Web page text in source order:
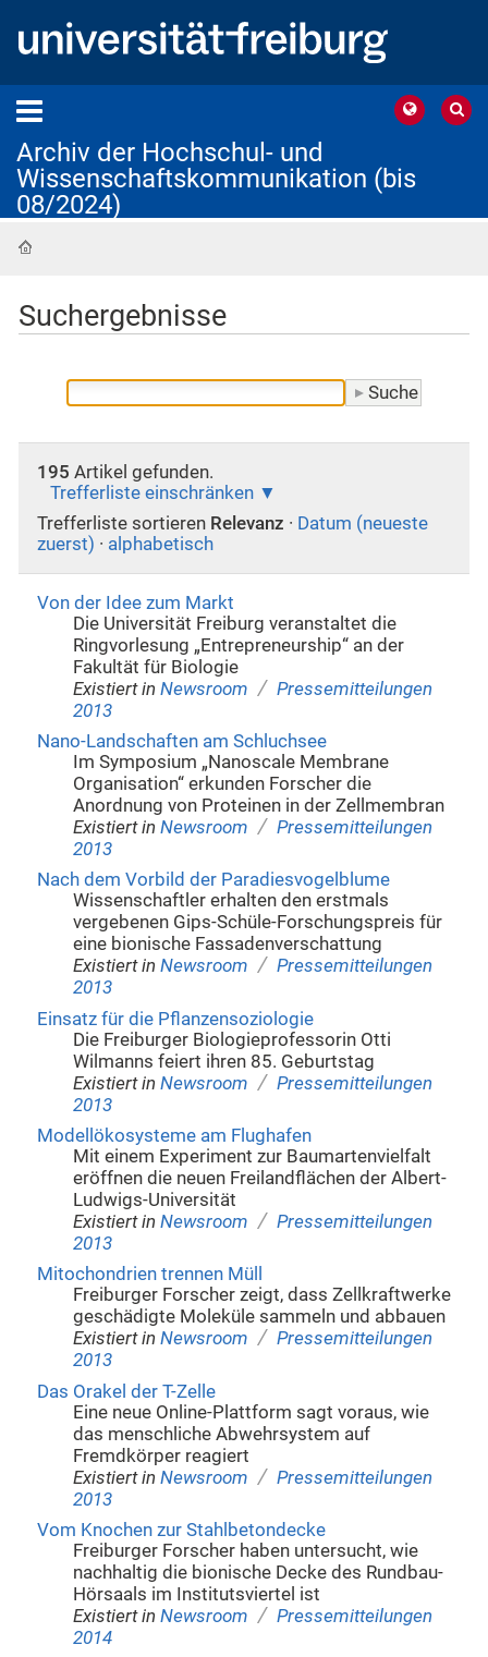
Archiv der Hochschul- und
Wissenschaftskommunikation (bis
08/2024)
Suchergebnisse
195 Artikel gefunden.
Trefferliste einschränken
Trefferliste sortieren Relevanz · Datum (neueste
zuerst) · alphabetisch
Von der Idee zum Markt
Die Universität Freiburg veranstaltet die
Ringvorlesung „Entrepreneurship“ an der
Fakultät für Biologie
Existiert in Newsroom / Pressemitteilungen
2013
Nano-Landschaften am Schluchsee
Im Symposium „Nanoscale Membrane
Organisation“ erkunden Forscher die
Anordnung von Proteinen in der Zellmembran
Existiert in Newsroom / Pressemitteilungen
2013
Nach dem Vorbild der Paradiesvogelblume
Wissenschaftler erhalten den erstmals
vergebenen Gips-Schüle-Forschungspreis für
eine bionische Fassadenverschattung
Existiert in Newsroom / Pressemitteilungen
2013
Einsatz für die Pflanzensoziologie
Die Freiburger Biologieprofessorin Otti
Wilmanns feiert ihren 85. Geburtstag
Existiert in Newsroom / Pressemitteilungen
2013
Modellökosysteme am Flughafen
Mit einem Experiment zur Baumartenvielfalt
eröffnen die neuen Freilandflächen der Albert-
Ludwigs-Universität
Existiert in Newsroom / Pressemitteilungen
2013
Mitochondrien trennen Müll
Freiburger Forscher zeigt, dass Zellkraftwerke
geschädigte Moleküle sammeln und abbauen
Existiert in Newsroom / Pressemitteilungen
2013
Das Orakel der T-Zelle
Eine neue Online-Plattform sagt voraus, wie
das menschliche Abwehrsystem auf
Fremdkörper reagiert
Existiert in Newsroom / Pressemitteilungen
2013
Vom Knochen zur Stahlbetondecke
Freiburger Forscher haben untersucht, wie
nachhaltig die bionische Decke des Rundbau-
Hörsaals im Institutsviertel ist
Existiert in Newsroom / Pressemitteilungen
2014